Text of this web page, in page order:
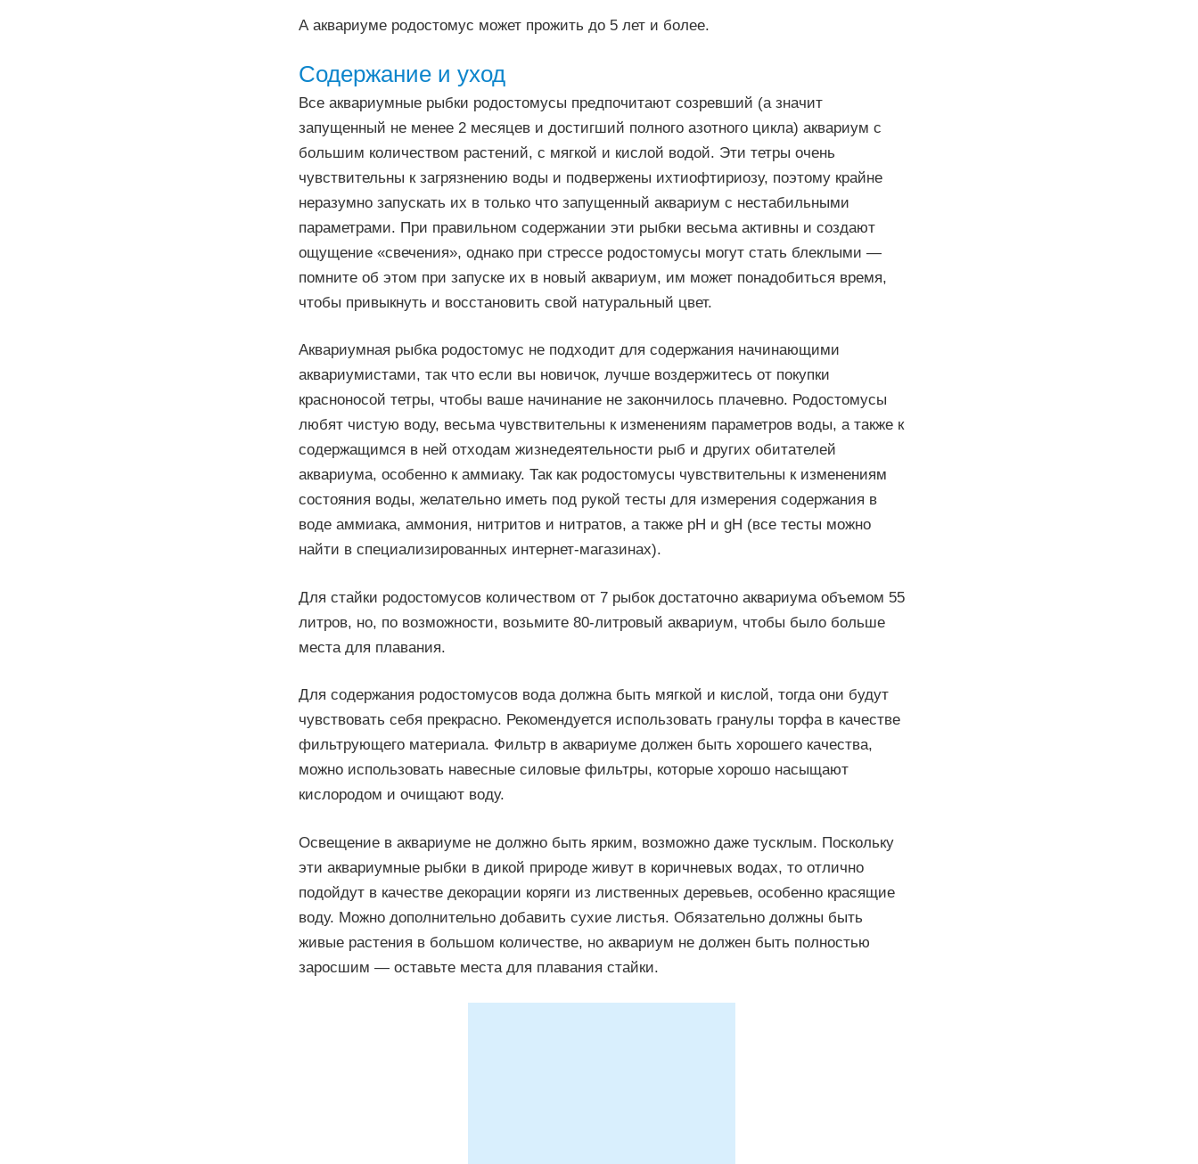
А аквариуме родостомус может прожить до 5 лет и более.
Содержание и уход
Все аквариумные рыбки родостомусы предпочитают созревший (а значит
запущенный не менее 2 месяцев и достигший полного азотного цикла) аквариум с
большим количеством растений, с мягкой и кислой водой. Эти тетры очень
чувствительны к загрязнению воды и подвержены ихтиофтириозу, поэтому крайне
неразумно запускать их в только что запущенный аквариум с нестабильными
параметрами. При правильном содержании эти рыбки весьма активны и создают
ощущение «свечения», однако при стрессе родостомусы могут стать блеклыми —
помните об этом при запуске их в новый аквариум, им может понадобиться время,
чтобы привыкнуть и восстановить свой натуральный цвет.
Аквариумная рыбка родостомус не подходит для содержания начинающими
аквариумистами, так что если вы новичок, лучше воздержитесь от покупки
красноносой тетры, чтобы ваше начинание не закончилось плачевно. Родостомусы
любят чистую воду, весьма чувствительны к изменениям параметров воды, а также к
содержащимся в ней отходам жизнедеятельности рыб и других обитателей
аквариума, особенно к аммиаку. Так как родостомусы чувствительны к изменениям
состояния воды, желательно иметь под рукой тесты для измерения содержания в
воде аммиака, аммония, нитритов и нитратов, а также pH и gH (все тесты можно
найти в специализированных интернет-магазинах).
Для стайки родостомусов количеством от 7 рыбок достаточно аквариума объемом 55
литров, но, по возможности, возьмите 80-литровый аквариум, чтобы было больше
места для плавания.
Для содержания родостомусов вода должна быть мягкой и кислой, тогда они будут
чувствовать себя прекрасно. Рекомендуется использовать гранулы торфа в качестве
фильтрующего материала. Фильтр в аквариуме должен быть хорошего качества,
можно использовать навесные силовые фильтры, которые хорошо насыщают
кислородом и очищают воду.
Освещение в аквариуме не должно быть ярким, возможно даже тусклым. Поскольку
эти аквариумные рыбки в дикой природе живут в коричневых водах, то отлично
подойдут в качестве декорации коряги из лиственных деревьев, особенно красящие
воду. Можно дополнительно добавить сухие листья. Обязательно должны быть
живые растения в большом количестве, но аквариум не должен быть полностью
заросшим — оставьте места для плавания стайки.